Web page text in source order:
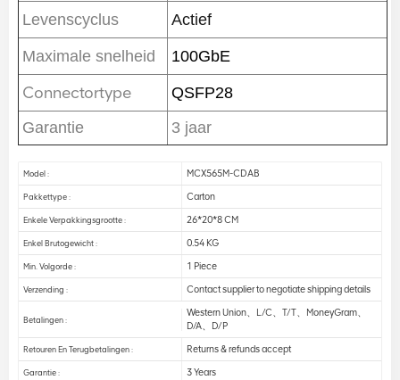
Levenscyclus Actief
Maximale snelheid 100GbE
Connectortype
QSFP28
Garantie
3 jaar
Model : MCX565M-CDAB
Pakkettype : Carton
Enkele Verpakkingsgrootte : 26*20*8 CM
Enkel Brutogewicht : 0.54 KG
Min. Volgorde : 1 Piece
Verzending : Contact supplier to negotiate shipping details
Betalingen :
Western Union、L/C、T/T、MoneyGram、
D/A、D/P
Retouren En Terugbetalingen : Returns & refunds accept
Garantie : 3 Years